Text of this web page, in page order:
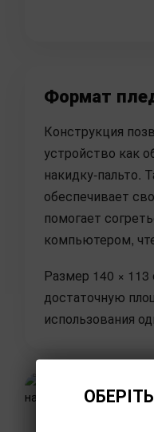
Формат
Конструкция
устройство как
накидку-пальто.
обеспечивает
помогает
компьютером,
Размер 140 ×
достаточную
использования